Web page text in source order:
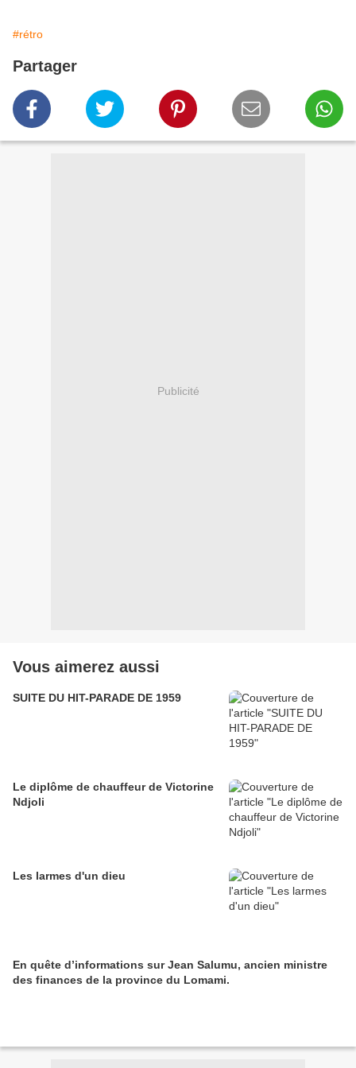
#rétro
Partager
Publicité
Vous aimerez aussi
SUITE DU HIT-PARADE DE 1959
Le diplôme de chauffeur de Victorine
Ndjoli
Les larmes d'un dieu
En quête d’informations sur Jean Salumu, ancien ministre
des finances de la province du Lomami.